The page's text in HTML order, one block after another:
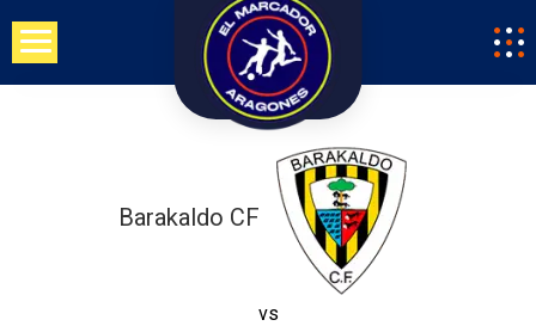
Saltar
contenido
Barakaldo CF
vs